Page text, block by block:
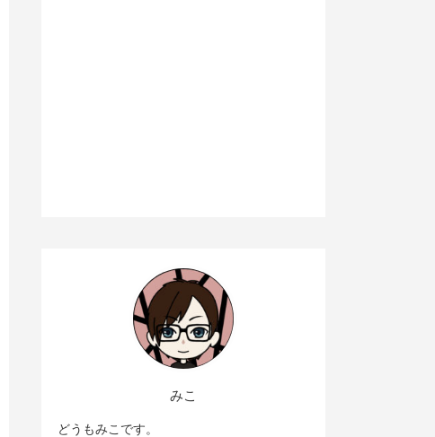
みこ
どうもみこです。